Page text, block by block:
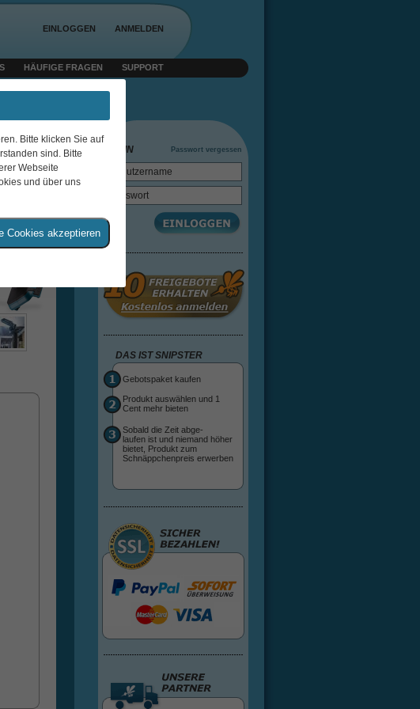
EINLOGGEN
ANMELDEN
HÄUFIGE FRAGEN SUPPORT
LOGIN Passwort vergessen
DAS IST SNIPSTER
Gebotspaket kaufen
Produkt auswählen und 1
Cent mehr bieten
Sobald die Zeit abge-
laufen ist und niemand höher
bietet, Produkt zum
Schnäppchenpreis erwerben
Bitte klicken Sie auf
sind. Bitte
Webseite
und über uns
Cookies akzeptieren